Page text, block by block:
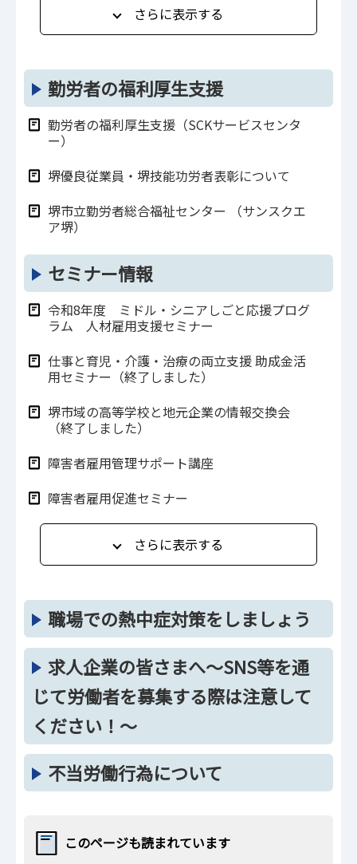
さらに表示する
勤労者の福利厚生支援
勤労者の福利厚生支援（SCKサービスセンタ
ー）
堺優良従業員・堺技能功労者表彰について
堺市立勤労者総合福祉センター （サンスクエ
ア堺）
セミナー情報
令和8年度 ミドル・シニアしごと応援プログ
ラム 人材雇用支援セミナー
仕事と育児・介護・治療の両立支援 助成金活
用セミナー（終了しました）
堺市域の高等学校と地元企業の情報交換会
（終了しました）
障害者雇用管理サポート講座
障害者雇用促進セミナー
さらに表示する
職場での熱中症対策をしましょう
求人企業の皆さまへ～SNS等を通
じて労働者を募集する際は注意して
ください！～
不当労働行為について
このページも読まれています